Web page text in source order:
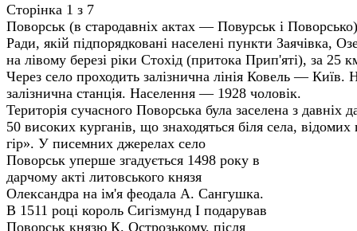
Сторінка 1 з 7
Поворськ (в стародавніх актах — Повурськ і
Ради, якій підпорядковані населені пункти Заячівка,
на лівому березі ріки Стохід (притока Прип'яті), за 25
Через село проходить залізнична лінія Ковель —
залізнична станція. Населення — 1928 чоловік.
Територія сучасного Поворська була заселена з давніх
50 високих курганів, що знаходяться біля села,
гір». У писемних джерелах село
Поворськ уперше згадується 1498 року в
дарчому акті литовського князя
Олександра на ім'я феодала А. Сангушка.
В 1511 році король Сигізмунд І подарував
Поворськ князю К. Острозькому, після